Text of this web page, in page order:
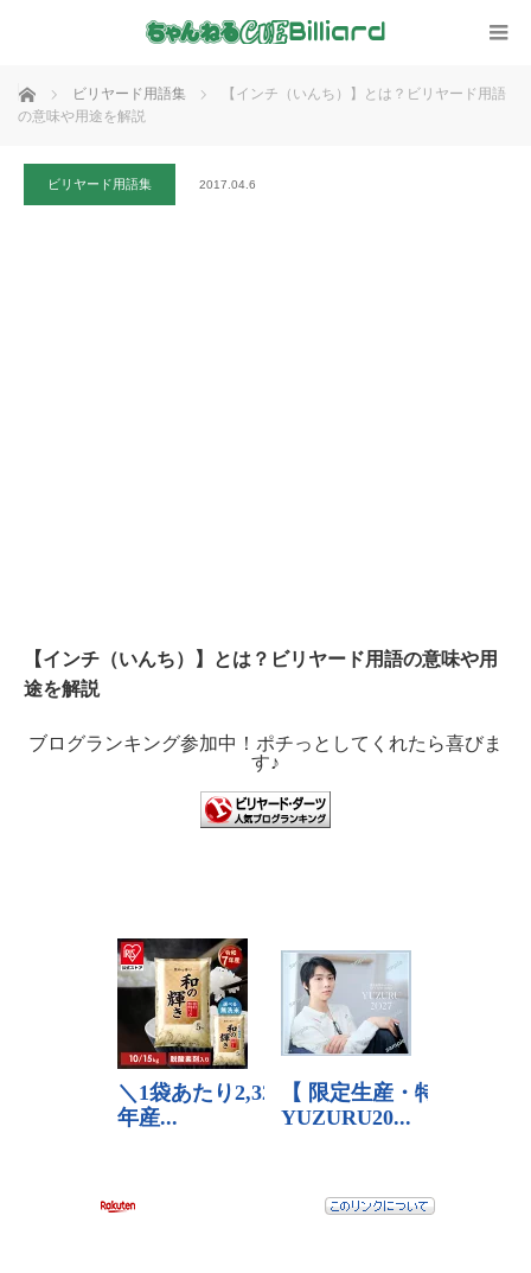
ホーム ビリヤード用語集
【インチ（いんち）】とは？ビリヤード用語
の意味や用途を解説
ビリヤード用語集 2017.04.6
【インチ（いんち）】とは？ビリヤード用語の意味や用
途を解説
ブログランキング参加中！ポチっとしてくれたら喜びま
す♪